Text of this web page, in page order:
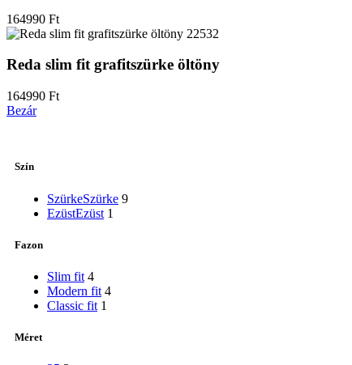
164990 Ft
Reda slim fit grafitszürke öltöny
164990 Ft
Bezár
Szín
SzürkeSzürke 9
EzüstEzüst 1
Fazon
Slim fit 4
Modern fit 4
Classic fit 1
Méret